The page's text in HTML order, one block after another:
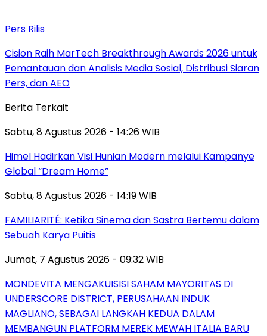
Pers Rilis
Cision Raih MarTech Breakthrough Awards 2026 untuk
Pemantauan dan Analisis Media Sosial, Distribusi Siaran
Pers, dan AEO
Berita Terkait
Sabtu, 8 Agustus 2026 - 14:26 WIB
Himel Hadirkan Visi Hunian Modern melalui Kampanye
Global “Dream Home”
Sabtu, 8 Agustus 2026 - 14:19 WIB
FAMILIARITÉ: Ketika Sinema dan Sastra Bertemu dalam
Sebuah Karya Puitis
Jumat, 7 Agustus 2026 - 09:32 WIB
MONDEVITA MENGAKUISISI SAHAM MAYORITAS DI
UNDERSCORE DISTRICT, PERUSAHAAN INDUK
MAGLIANO, SEBAGAI LANGKAH KEDUA DALAM
MEMBANGUN PLATFORM MEREK MEWAH ITALIA BARU